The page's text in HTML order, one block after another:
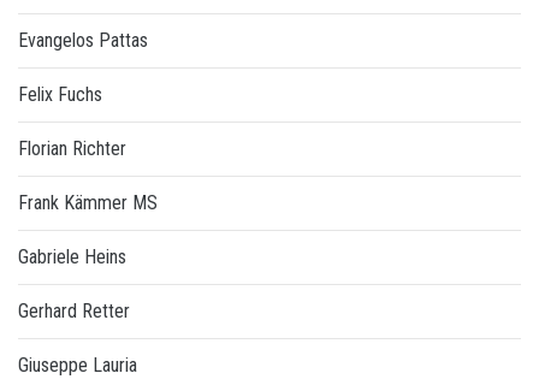
Evangelos Pattas
Felix Fuchs
Florian Richter
Frank Kämmer MS
Gabriele Heins
Gerhard Retter
Giuseppe Lauria